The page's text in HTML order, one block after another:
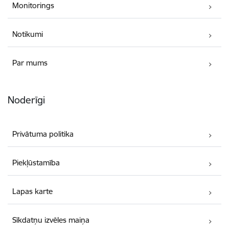
Monitorings
Notikumi
Par mums
Noderīgi
Privātuma politika
Piekļūstamība
Lapas karte
Sīkdatņu izvēles maiņa